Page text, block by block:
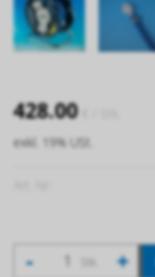
428.00
exkl. 19% USt.
- +